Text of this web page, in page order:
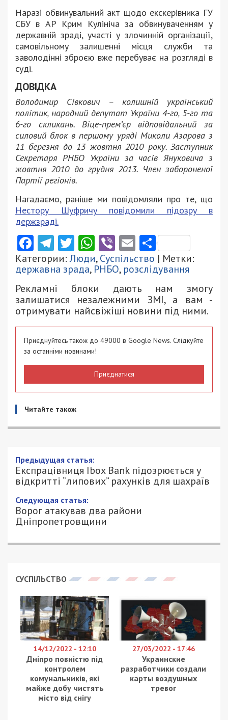
Наразі обвинувальний акт щодо екскерівника ГУ
СБУ в АР Крим Кулініча за обвинуваченням у
державній зраді, участі у злочинній організації,
самовільному залишенні місця служби та
заволодінні зброєю вже перебуває на розгляді в
суді.
ДОВІДКА
Володимир Сівкович – колишній український
політик, народний депутат України 4-го, 5-го та
6-го скликань. Віце-прем’єр відповідальний за
силовий блок в першому уряді Миколи Азарова з
11 березня до 13 жовтня 2010 року. Заступник
Секретаря РНБО України за часів Януковича з
жовтня 2010 до грудня 2013. Член забороненої
Партії регіонів.
Нагадаємо, раніше ми повідомляли про те, що
Нестору Шуфричу повідомили підозру в
держзраді.
Facebook
Telegram
Twitter
WhatsApp
ViberEmail
Категории:Люди,Суспільство | Метки:
державна зрада, РНБО, розслідування
Рекламні блоки дають нам змогу
залишатися незалежними ЗМІ, а вам -
отримувати найсвіжіші новини під ними.
Приєднуйтесь також до 49000 в Google News. Слідкуйте
за останніми новинами!
Приєднатися
Читайте також
Предыдущая статья:
Експрацівниця Ibox Bank підозрюється у
відкритті “липових” рахунків для шахраїв
Следующая статья:
Ворог атакував два райони
Дніпропетровщини
СУСПІЛЬСТВО
14/12/2022 - 12:10
Дніпро повністю під
контролем
комунальників, які
майже добу чистять
місто від снігу
27/03/2022 - 17:46
Украинские
разработчики создали
карты воздушных
тревог